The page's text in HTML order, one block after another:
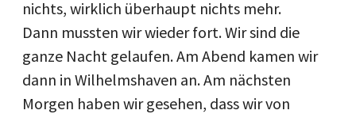
nichts, wirklich überhaupt nichts mehr.
Dann mussten wir wieder fort. Wir sind die
ganze Nacht gelaufen. Am Abend kamen wir
dann in Wilhelmshaven an. Am nächsten
Morgen haben wir gesehen, dass wir von